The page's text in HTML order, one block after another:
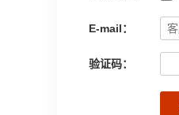
E-mail：
验证码：